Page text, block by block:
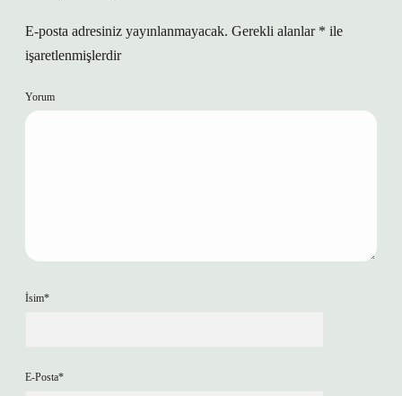
E-posta adresiniz yayınlanmayacak. Gerekli alanlar * ile
işaretlenmişlerdir
Yorum
İsim*
E-Posta*